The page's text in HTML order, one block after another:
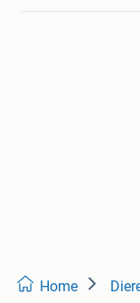
Home